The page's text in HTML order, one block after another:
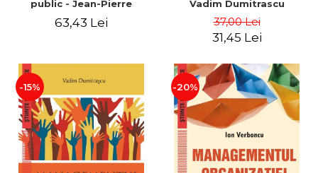
public - Jean-Pierre
63,43 Lei
Vadim Dumitrascu
37,00 Lei
31,45 Lei
-15% -20%